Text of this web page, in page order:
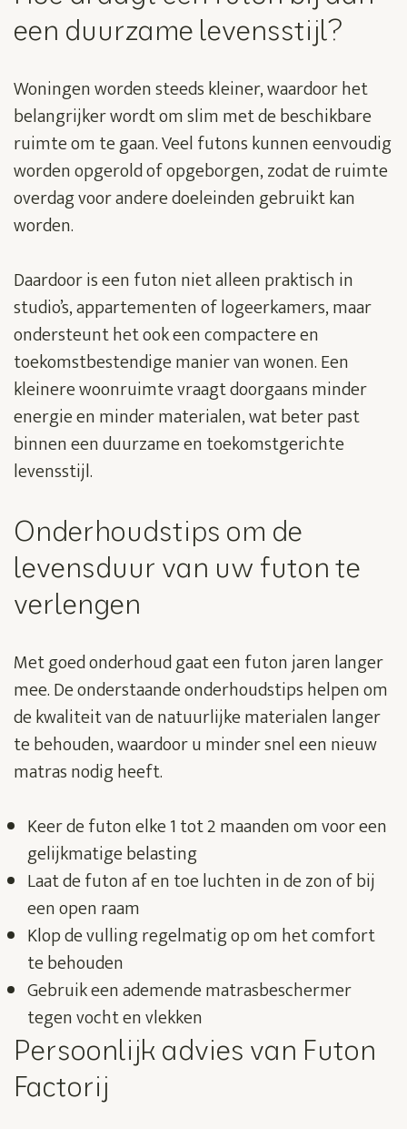
een duurzame levensstijl?
Woningen worden steeds kleiner, waardoor het
belangrijker wordt om slim met de beschikbare
ruimte om te gaan. Veel futons kunnen eenvoudig
worden opgerold of opgeborgen, zodat de ruimte
overdag voor andere doeleinden gebruikt kan
worden.
Daardoor is een futon niet alleen praktisch in
studio’s, appartementen of logeerkamers, maar
ondersteunt het ook een compactere en
toekomstbestendige manier van wonen. Een
kleinere woonruimte vraagt doorgaans minder
energie en minder materialen, wat beter past
binnen een duurzame en toekomstgerichte
levensstijl.
Onderhoudstips om de
levensduur van uw futon te
verlengen
Met goed onderhoud gaat een futon jaren langer
mee. De onderstaande onderhoudstips helpen om
de kwaliteit van de natuurlijke materialen langer
te behouden, waardoor u minder snel een nieuw
matras nodig heeft.
Keer de futon elke 1 tot 2 maanden om voor een
gelijkmatige belasting
Laat de futon af en toe luchten in de zon of bij
een open raam
Klop de vulling regelmatig op om het comfort
te behouden
Gebruik een ademende matrasbeschermer
tegen vocht en vlekken
Persoonlijk advies van Futon
Factorij